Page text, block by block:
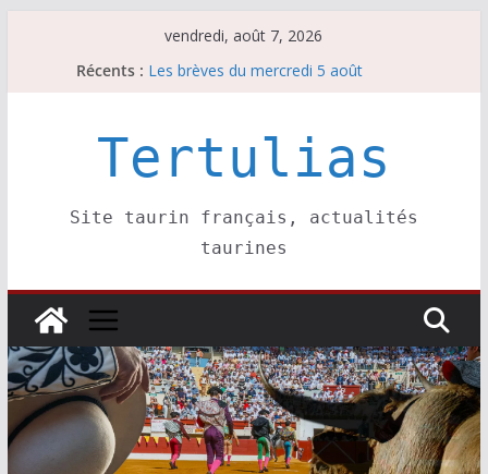
vendredi, août 7, 2026
Récents : Les brèves du mercredi 5 août
Escalafón 2026 – novilleros –
Les brèves du jeudi 6 août
Tertulias
Site taurin français, actualités
taurines